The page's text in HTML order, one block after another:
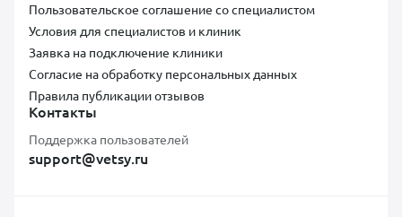
Пользовательское соглашение со специалистом
Условия для специалистов и клиник
Заявка на подключение клиники
Согласие на обработку персональных данных
Правила публикации отзывов
Контакты
Поддержка пользователей
support@vetsy.ru